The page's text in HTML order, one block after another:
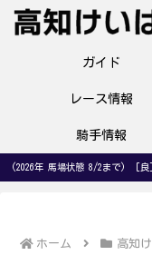
ガイド
レース情報
騎手情報
(2026年 馬場状態 8/2まで) [
ホーム 高知